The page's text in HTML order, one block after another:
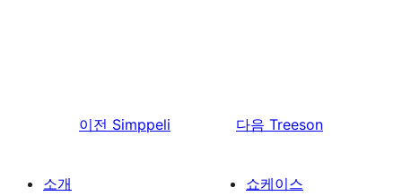
이전 Simppeli 다음 Treeson
소개
쇼케이스